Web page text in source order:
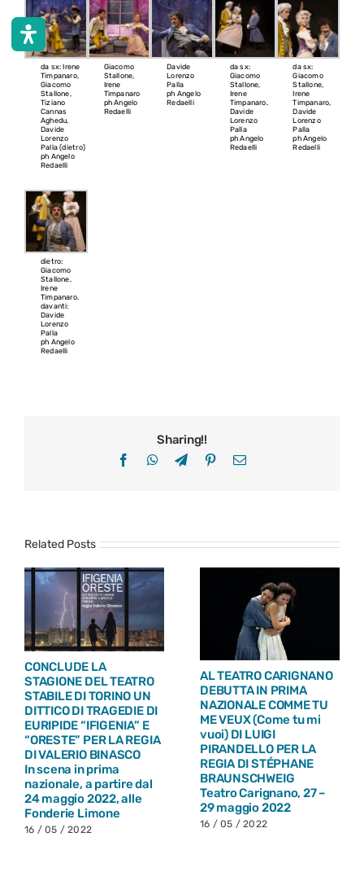
da sx: Irene
Timpanaro,
Giacomo
Stallone,
Tiziano
Cannas
Aghedu,
Davide
Lorenzo
Palla (dietro)
ph Angelo
Redaelli
Giacomo
Stallone,
Irene
Timpanaro
ph Angelo
Redaelli
Davide
Lorenzo
Palla
ph Angelo
Redaelli
da sx:
Giacomo
Stallone,
Irene
Timpanaro,
Davide
Lorenzo
Palla
ph Angelo
Redaelli
da sx:
Giacomo
Stallone,
Irene
Timpanaro,
Davide
Lorenzo
Palla
ph Angelo
Redaelli
dietro:
Giacomo
Stallone,
Irene
Timpanaro.
davanti:
Davide
Lorenzo
Palla
ph Angelo
Redaelli
Sharing!!
FacebookWhatsApp
TelegramPinterestEmail
Related Posts
CONCLUDE LA
STAGIONE DEL TEATRO
STABILE DI TORINO UN
DITTICO DI TRAGEDIE DI
EURIPIDE “IFIGENIA” E
“ORESTE” PER LA REGIA
DI VALERIO BINASCO
In scena in prima
nazionale, a partire dal
24 maggio 2022, alle
Fonderie Limone
16 / 05 / 2022
AL TEATRO CARIGNANO
DEBUTTA IN PRIMA
NAZIONALE COMME TU
ME VEUX (Come tu mi
vuoi) DI LUIGI
PIRANDELLO PER LA
REGIA DI STÉPHANE
BRAUNSCHWEIG
Teatro Carignano, 27 –
29 maggio 2022
16 / 05 / 2022